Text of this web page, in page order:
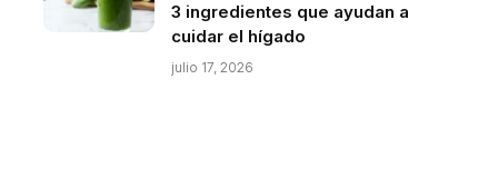
3 ingredientes que ayudan a
cuidar el hígado
julio 17, 2026